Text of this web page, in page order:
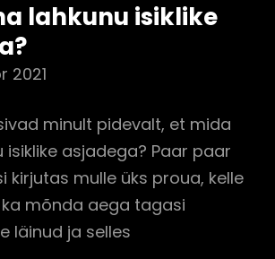
lahkunu isiklike
2021
minult pidevalt, et mida
isiklike asjadega? Paar paar
kirjutas mulle üks proua, kelle
mõnda aega tagasi
läinud ja selles